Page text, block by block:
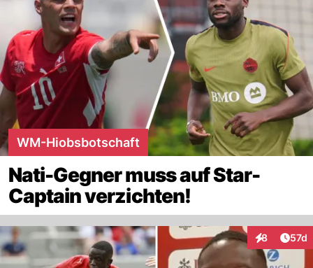
WM-Hiobsbotschaft
Nati-Gegner muss auf Star-
Captain verzichten!
8
Interaktionen
57d